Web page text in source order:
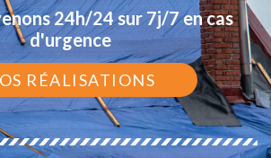
24h/24 sur 7j/7 en cas
d'urgence
RÉALISATIONS